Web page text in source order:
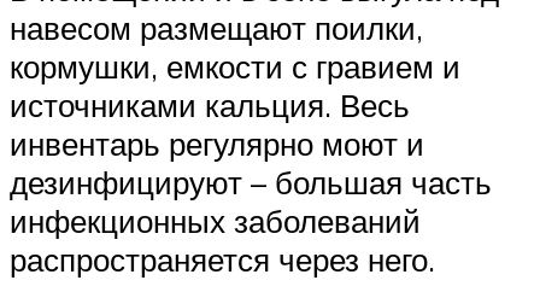
навесом размещают поилки,
кормушки, емкости с гравием и
источниками кальция. Весь
инвентарь регулярно моют и
дезинфицируют – большая часть
инфекционных заболеваний
распространяется через него.